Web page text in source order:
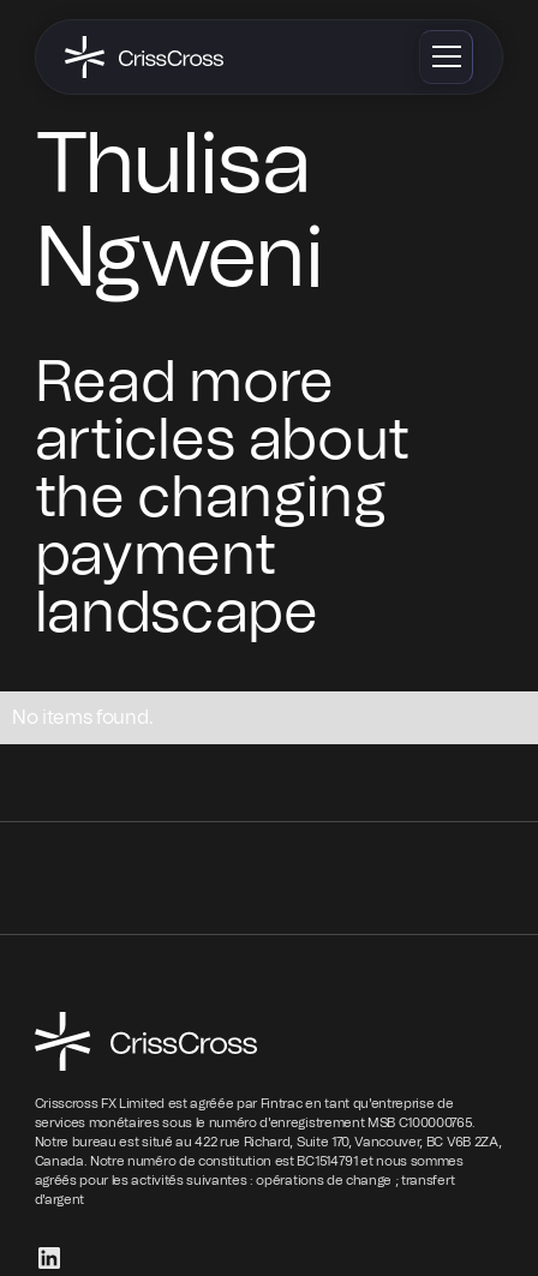
Thulisa
Ngweni
Read more
articles about
the changing
payment
landscape
No items found.
Crisscross FX Limited est agréée par Fintrac en tant qu'entreprise de
services monétaires sous le numéro d'enregistrement MSB C100000765.
Notre bureau est situé au 422 rue Richard, Suite 170, Vancouver, BC V6B 2ZA,
Canada. Notre numéro de constitution est BC1514791 et nous sommes
agréés pour les activités suivantes : opérations de change ; transfert
d'argent